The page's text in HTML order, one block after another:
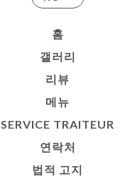
홈
갤러리
리뷰
메뉴
SERVICE TRAITEUR
연락처
법적 고지